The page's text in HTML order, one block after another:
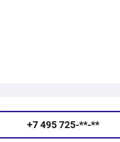
+7 495 725-**-**